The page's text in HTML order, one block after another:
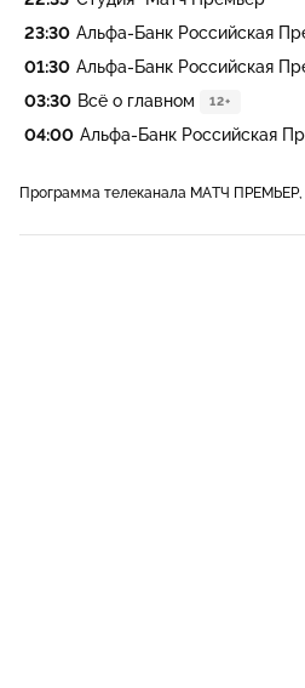
23:30 Альфа-Банк Российская
01:30 Альфа-Банк Российская
03:30 Всё о главном 12+
04:00 Альфа-Банк Российская
Программа телеканала МАТЧ